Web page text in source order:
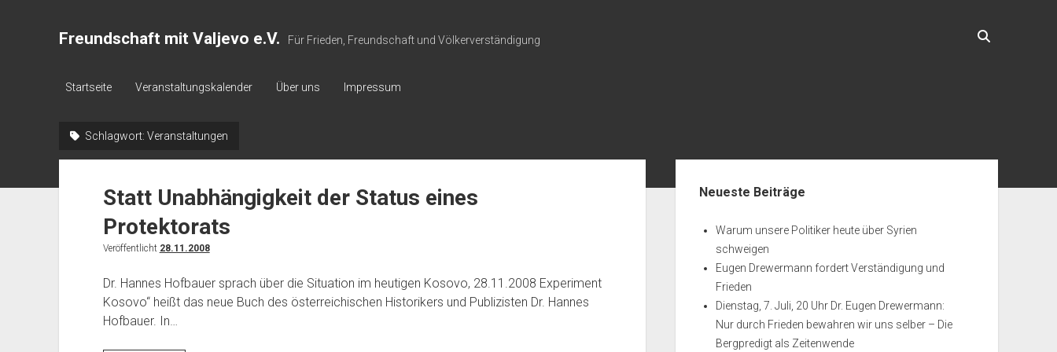
Freundschaft mit Valjevo e.V. Für Frieden, Freundschaft und Völkerverständigung
Startseite Veranstaltungskalender Über uns Impressum
Schlagwort: Veranstaltungen
Statt Unabhängigkeit der Status eines
Protektorats
Veröffentlicht 28.11.2008
Dr. Hannes Hofbauer sprach über die Situation im heutigen Kosovo, 28.11.2008 Experiment
Kosovo“ heißt das neue Buch des österreichischen Historikers und Publizisten Dr. Hannes
Hofbauer. In…
Neueste Beiträge
Warum unsere Politiker heute über Syrien
schweigen
Eugen Drewermann fordert Verständigung und
Frieden
Dienstag, 7. Juli, 20 Uhr Dr. Eugen Drewermann:
Nur durch Frieden bewahren wir uns selber – Die
Bergpredigt als Zeitenwende